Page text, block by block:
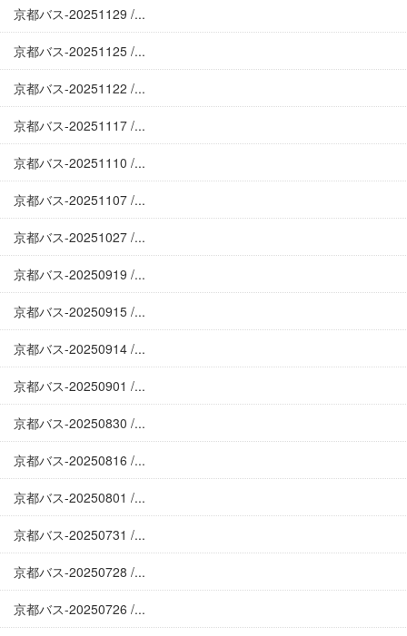
京都バス-20251129 /...
京都バス-20251125 /...
京都バス-20251122 /...
京都バス-20251117 /...
京都バス-20251110 /...
京都バス-20251107 /...
京都バス-20251027 /...
京都バス-20250919 /...
京都バス-20250915 /...
京都バス-20250914 /...
京都バス-20250901 /...
京都バス-20250830 /...
京都バス-20250816 /...
京都バス-20250801 /...
京都バス-20250731 /...
京都バス-20250728 /...
京都バス-20250726 /...